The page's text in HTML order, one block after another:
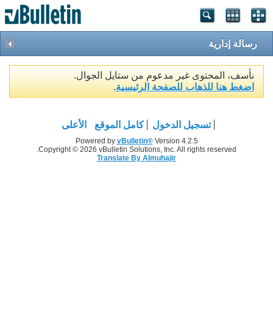
رسالة إدارية
نأسف، المحتوى غير مدعوم من ستايل الجوال.
اضغط هنا للذهاب للصفحة الرئيسية.
تسجيل الدخول كامل الموقع الأعلى
Powered by vBulletin®Version 4.2.5
Copyright © 2026 vBulletin Solutions, Inc. All rights reserved.
Translate By Almuhajir